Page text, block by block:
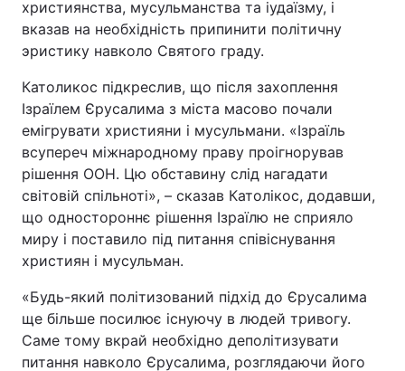
християнства, мусульманства та іудаїзму, і
вказав на необхідність припинити політичну
эристику навколо Святого граду.
Католикос підкреслив, що після захоплення
Ізраїлем Єрусалима з міста масово почали
емігрувати християни і мусульмани. «Ізраїль
всупереч міжнародному праву проігнорував
рішення ООН. Цю обставину слід нагадати
світовій спільноті», – сказав Католікос, додавши,
що одностороннє рішення Ізраїлю не сприяло
миру і поставило під питання співіснування
християн і мусульман.
«Будь-який політизований підхід до Єрусалима
ще більше посилює існуючу в людей тривогу.
Саме тому вкрай необхідно деполітизувати
питання навколо Єрусалима, розглядаючи його